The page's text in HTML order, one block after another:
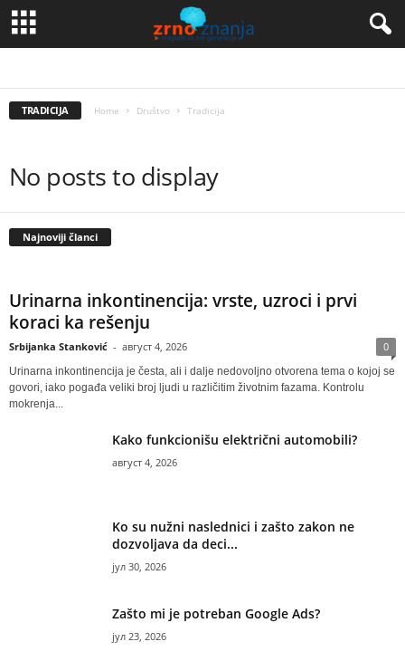
TRADICIJA Home Društvo Tradicija
No posts to display
Najnoviji članci
Urinarna inkontinencija: vrste, uzroci i prvi
koraci ka rešenju
Srbijanka Stanković - август 4, 2026 0
Urinarna inkontinencija je česta, ali i dalje nedovoljno otvorena tema o kojoj se
govori, iako pogađa veliki broj ljudi u različitim životnim fazama. Kontrolu
mokrenja...
Kako funkcionišu električni automobili?
август 4, 2026
Ko su nužni naslednici i zašto zakon ne
dozvoljava da deci...
јул 30, 2026
Zašto mi je potreban Google Ads?
јул 23, 2026